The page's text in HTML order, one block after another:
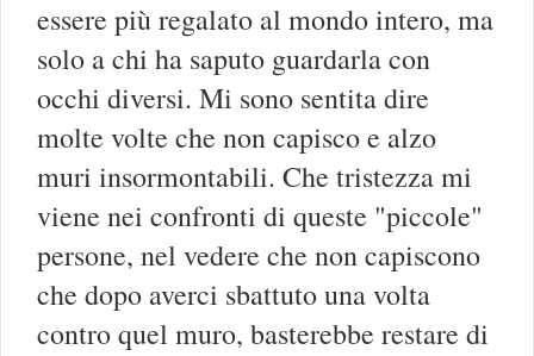
essere più regalato al mondo intero, ma
solo a chi ha saputo guardarla con
occhi diversi. Mi sono sentita dire
molte volte che non capisco e alzo
muri insormontabili. Che tristezza mi
viene nei confronti di queste "piccole"
persone, nel vedere che non capiscono
che dopo averci sbattuto una volta
contro quel muro, basterebbe restare di